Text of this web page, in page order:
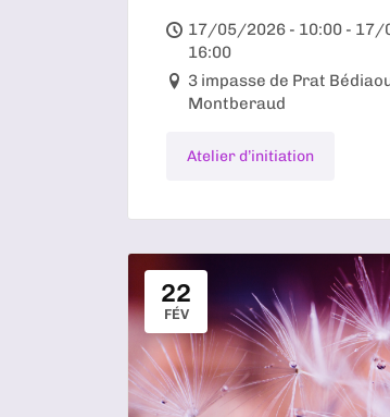
17/05/2026 - 10:00 - 17/
16:00
3 impasse de Prat
Montberaud
Atelier d’initiation
22
FÉV